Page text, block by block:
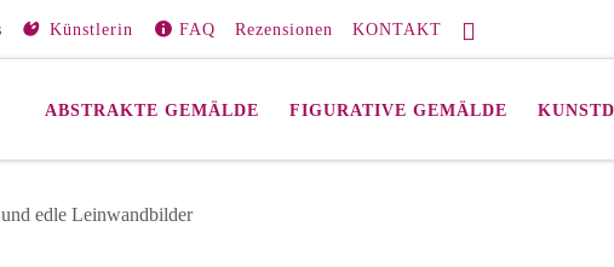
Künstlerin FAQ Rezensionen KONTAKT
ABSTRAKTE GEMÄLDE FIGURATIVE GEMÄLDE
edle Leinwandbilder